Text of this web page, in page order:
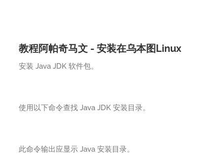
教程阿帕奇马文 - 安装在乌本图Linux
安装 Java JDK 软件包。
使用以下命令查找 Java JDK 安装目录。
此命令输出应显示 Java 安装目录。